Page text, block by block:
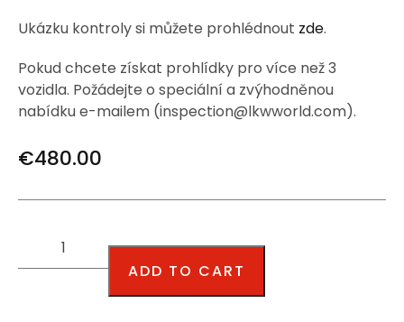
Ukázku kontroly si můžete prohlédnout zde.
Pokud chcete získat prohlídky pro více než 3
vozidla. Požádejte o speciální a zvýhodněnou
nabídku e-mailem (inspection@lkwworld.com).
€480.00
ADD TO CART